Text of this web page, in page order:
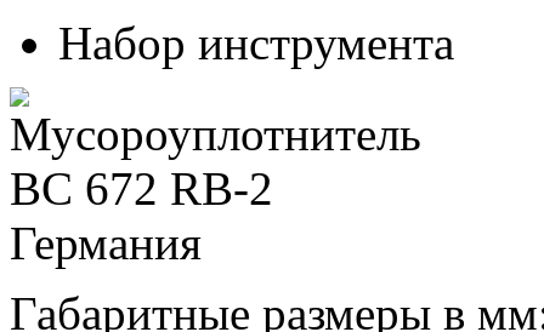
Набор инструмента
Габаритные размеры в